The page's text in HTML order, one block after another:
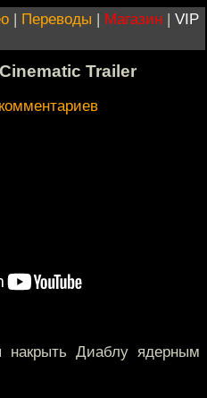
| Переводы | Магазин | VIP
Trailer
Диаблу ядерным